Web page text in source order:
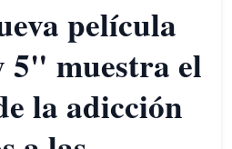
película
5" muestra el
la adicción